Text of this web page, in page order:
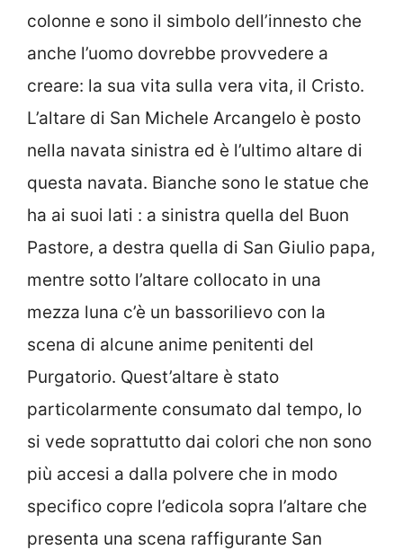
colonne e sono il simbolo dell’innesto che
anche l’uomo dovrebbe provvedere a
creare: la sua vita sulla vera vita, il Cristo.
L’altare di San Michele Arcangelo è posto
nella navata sinistra ed è l’ultimo altare di
questa navata. Bianche sono le statue che
ha ai suoi lati : a sinistra quella del Buon
Pastore, a destra quella di San Giulio papa,
mentre sotto l’altare collocato in una
mezza luna c’è un bassorilievo con la
scena di alcune anime penitenti del
Purgatorio. Quest’altare è stato
particolarmente consumato dal tempo, lo
si vede soprattutto dai colori che non sono
più accesi a dalla polvere che in modo
specifico copre l’edicola sopra l’altare che
presenta una scena raffigurante San